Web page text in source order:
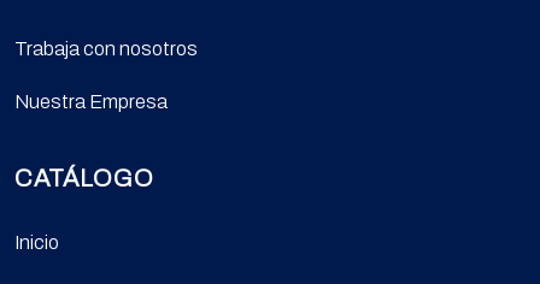
Trabaja con nosotros
Nuestra Empresa
CATÁLOGO
Inicio